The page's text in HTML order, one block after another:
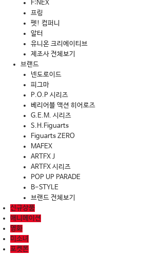
F:NEX
프링
펫! 컴퍼니
알터
유니온 크리에이티브
제조사 전체보기
브랜드
넨도로이드
피그마
P.O.P 시리즈
베리어블 액션 히어로즈
G.E.M. 시리즈
S.H.Figuarts
Figuarts ZERO
MAFEX
ARTFX J
ARTFX 시리즈
POP UP PARADE
B-STYLE
브랜드 전체보기
신규상품
애니메이션
영화
미소녀
포켓몬